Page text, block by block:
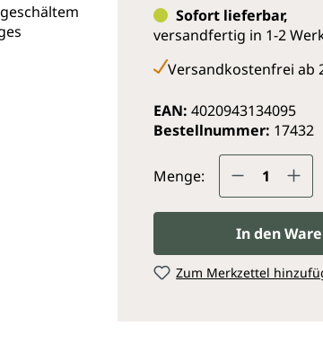
Sofort lieferbar,
versandfertig in 1-2
Versandkostenfrei ab
EAN: 4020943134095
Bestellnummer: 17432
Menge: Produkt
In den
Zum Merkzettel